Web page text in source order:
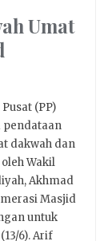
Umat
(PP)
dakwah dan
Wakil
Akhmad
Masjid
untuk
6). Arif